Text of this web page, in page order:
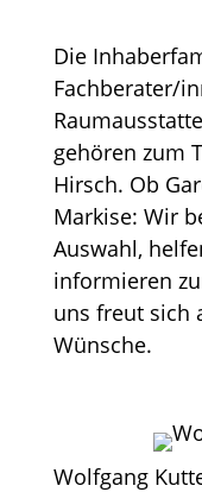
Die
Fachberater/
gehören zum
Hirsch. Ob
Markise: Wir
Auswahl,
informieren
uns freut sich
Wünsche.
Wolfgang